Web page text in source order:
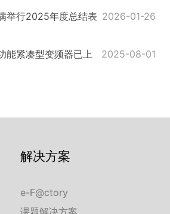
2026-01-26
举行2025年度总结表
2025-08-01
能紧凑型变频器已上
解决方案
e-F@ctory
课题解决方案